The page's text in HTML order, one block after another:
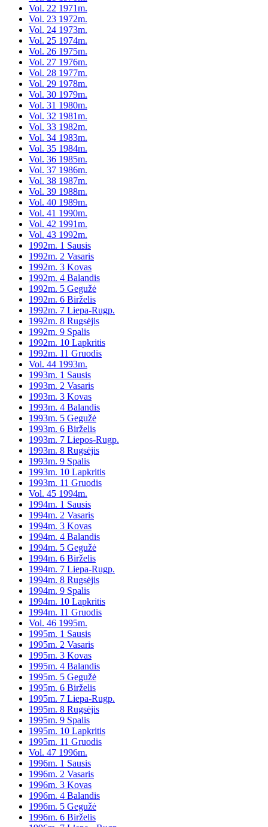
Vol. 22 1971m.
Vol. 23 1972m.
Vol. 24 1973m.
Vol. 25 1974m.
Vol. 26 1975m.
Vol. 27 1976m.
Vol. 28 1977m.
Vol. 29 1978m.
Vol. 30 1979m.
Vol. 31 1980m.
Vol. 32 1981m.
Vol. 33 1982m.
Vol. 34 1983m.
Vol. 35 1984m.
Vol. 36 1985m.
Vol. 37 1986m.
Vol. 38 1987m.
Vol. 39 1988m.
Vol. 40 1989m.
Vol. 41 1990m.
Vol. 42 1991m.
Vol. 43 1992m.
1992m. 1 Sausis
1992m. 2 Vasaris
1992m. 3 Kovas
1992m. 4 Balandis
1992m. 5 Gegužė
1992m. 6 Birželis
1992m. 7 Liepa-Rugp.
1992m. 8 Rugsėjis
1992m. 9 Spalis
1992m. 10 Lapkritis
1992m. 11 Gruodis
Vol. 44 1993m.
1993m. 1 Sausis
1993m. 2 Vasaris
1993m. 3 Kovas
1993m. 4 Balandis
1993m. 5 Gegužė
1993m. 6 Birželis
1993m. 7 Liepos-Rugp.
1993m. 8 Rugsėjis
1993m. 9 Spalis
1993m. 10 Lapkritis
1993m. 11 Gruodis
Vol. 45 1994m.
1994m. 1 Sausis
1994m. 2 Vasaris
1994m. 3 Kovas
1994m. 4 Balandis
1994m. 5 Gegužė
1994m. 6 Birželis
1994m. 7 Liepa-Rugp.
1994m. 8 Rugsėjis
1994m. 9 Spalis
1994m. 10 Lapkritis
1994m. 11 Gruodis
Vol. 46 1995m.
1995m. 1 Sausis
1995m. 2 Vasaris
1995m. 3 Kovas
1995m. 4 Balandis
1995m. 5 Gegužė
1995m. 6 Birželis
1995m. 7 Liepa-Rugp.
1995m. 8 Rugsėjis
1995m. 9 Spalis
1995m. 10 Lapkritis
1995m. 11 Gruodis
Vol. 47 1996m.
1996m. 1 Sausis
1996m. 2 Vasaris
1996m. 3 Kovas
1996m. 4 Balandis
1996m. 5 Gegužė
1996m. 6 Birželis